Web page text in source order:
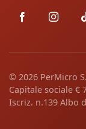
© 2026 PerMicro
Capitale sociale €
Iscriz. n.139 Albo